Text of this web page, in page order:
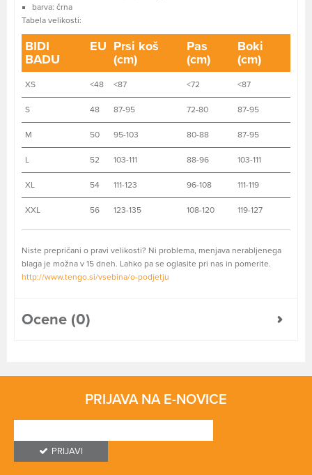
barva: črna
Tabela velikosti:
BIDI
BADU
EU Prsi koš
(cm)
Pas
(cm)
Boki
(cm)
XS <48 <87 <72 <87
S 48 87-95 72-80 87-95
M 50 95-103 80-88 87-95
L 52 103-111 88-96 103-111
XL 54 111-123 96-108 111-119
XXL 56 123-135 108-120 119-127
Niste prepričani o pravi velikosti? Ni problema, menjava nerabljenega
blaga je možna v 15 dneh. Lahko pa se oglasite pri nas in pomerite.
http://www.tengo.si/vsebina/o-podjetju
Ocene (0)
PRIJAVA NA E-NOVICE
PRIJAVI